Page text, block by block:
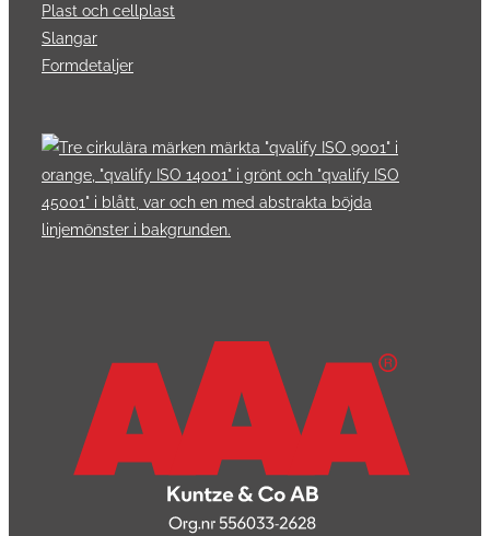
Plast och cellplast
Slangar
Formdetaljer